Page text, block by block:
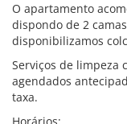
O apartamento
dispondo de 2
disponibilizamos
Serviços de limpeza
agendados
taxa.